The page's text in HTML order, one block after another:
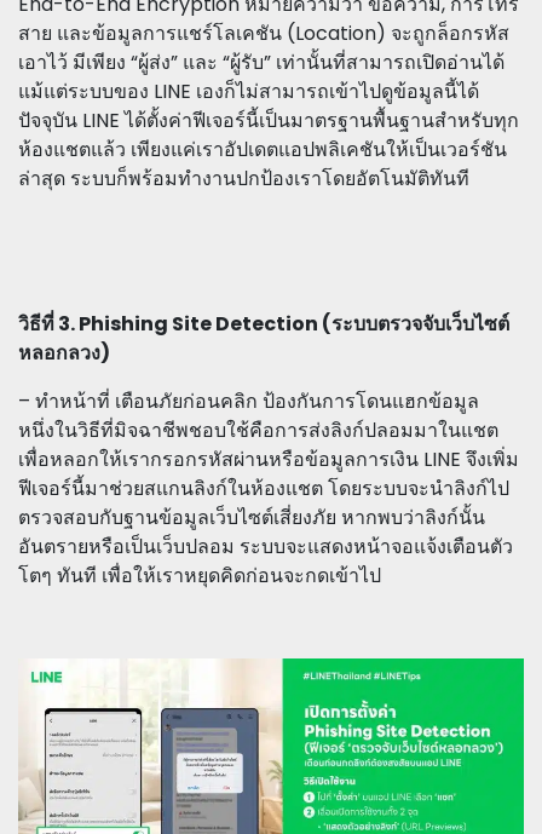
สาย และข้อมูลการแชร์โลเคชัน (Location) จะถูกล็อกรหัส
เอาไว้ มีเพียง “ผู้ส่ง” และ “ผู้รับ” เท่านั้นที่สามารถเปิดอ่านได้
แม้แต่ระบบของ LINE เองก็ไม่สามารถเข้าไปดูข้อมูลนี้ได้
ปัจจุบัน LINE ได้ตั้งค่าฟีเจอร์นี้เป็นมาตรฐานพื้นฐานสำหรับทุก
ห้องแชตแล้ว เพียงแค่เราอัปเดตแอปพลิเคชันให้เป็นเวอร์ชัน
ล่าสุด ระบบก็พร้อมทำงานปกป้องเราโดยอัตโนมัติทันที
วิธีที่ 3. Phishing Site Detection (ระบบตรวจจับเว็บไซต์
หลอกลวง)
– ทำหน้าที่ เตือนภัยก่อนคลิก ป้องกันการโดนแฮกข้อมูล
หนึ่งในวิธีที่มิจฉาชีพชอบใช้คือการส่งลิงก์ปลอมมาในแชต
เพื่อหลอกให้เรากรอกรหัสผ่านหรือข้อมูลการเงิน LINE จึงเพิ่ม
ฟีเจอร์นี้มาช่วยสแกนลิงก์ในห้องแชต โดยระบบจะนำลิงก์ไป
ตรวจสอบกับฐานข้อมูลเว็บไซต์เสี่ยงภัย หากพบว่าลิงก์นั้น
อันตรายหรือเป็นเว็บปลอม ระบบจะแสดงหน้าจอแจ้งเตือนตัว
โตๆ ทันที เพื่อให้เราหยุดคิดก่อนจะกดเข้าไป